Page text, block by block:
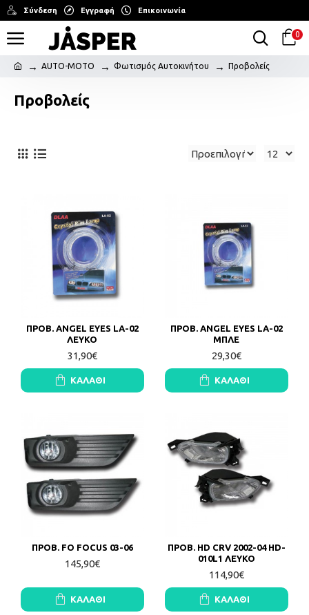
Σύνδεση Εγγραφή Επικοινωνία
0
AUTO-MOTO Φωτισμός Αυτοκινήτου Προβολείς
Προβολείς
ΠΡΟΒ. ANGEL EYES LA-02
ΛΕΥΚΟ
31,90€
ΚΑΛΆΘΙ
ΠΡΟΒ. ANGEL EYES LA-02
ΜΠΛΕ
29,30€
ΚΑΛΆΘΙ
ΠΡΟΒ. FO FOCUS 03-06
145,90€
ΚΑΛΆΘΙ
ΠΡΟΒ. HD CRV 2002-04 HD-
010L1 ΛΕΥΚΟ
114,90€
ΚΑΛΆΘΙ